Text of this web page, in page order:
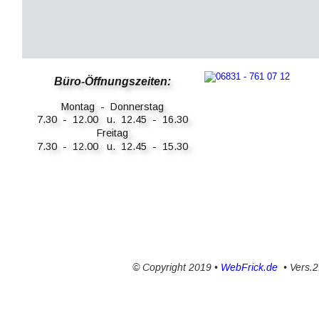
© Copyright 2019 • WebFrick.de
•
Büro-Öffnungszeiten:
Montag  -  Donnerstag
7.30  -  12.00   u.  12.45  -  16.30
Freitag
7.30  -  12.00   u.  12.45  -  15.30